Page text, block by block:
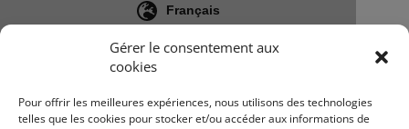
Gérer le consentement aux
cookies
Pour offrir les meilleures expériences, nous utilisons des technologies
telles que les cookies pour stocker et/ou accéder aux informations de
Français
+33(0)5 45 92 03 57